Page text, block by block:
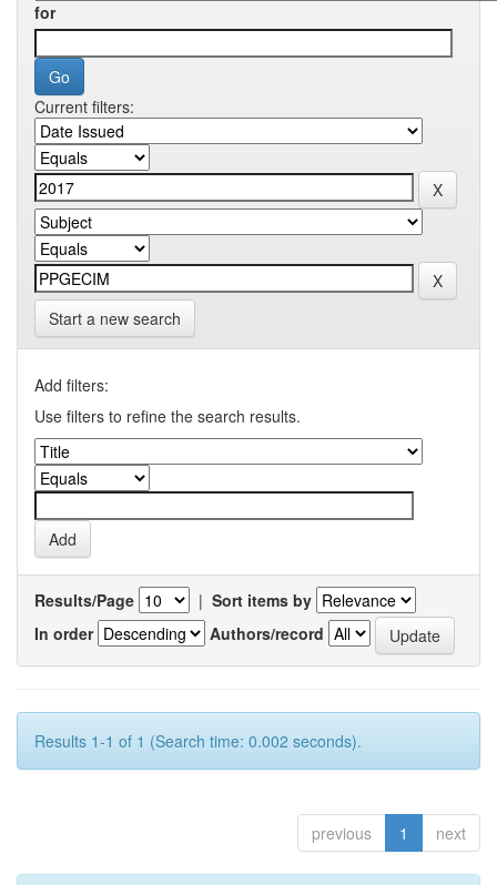
for
Current filters:
Start a new search
Add filters:
Use filters to refine the search results.
Results/Page | Sort items by
In order
Authors/record
Results 1-1 of 1 (Search time: 0.002 seconds).
previous 1 next